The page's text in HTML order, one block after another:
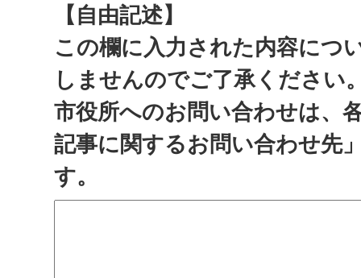
【自由記述】
この欄に入力された内容につ
しませんのでご了承ください
市役所へのお問い合わせは、
記事に関するお問い合わせ先
す。